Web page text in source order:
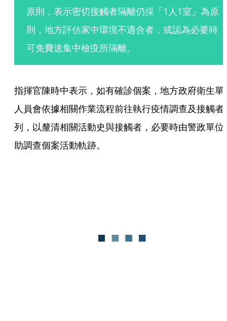
原則，表示密切接觸者隔離仍採「1人1室」為原
則，地方評估家中環境不適合者，或認為必要時
可免費送集中檢疫所隔離。
指揮官陳時中表示，如有確診個案，地方政府衛生單
人員會依據相關作業流程前往執行疫情調查及接觸者
列，以釐清相關活動史與接觸者，必要時由警政單位
助調查個案活動軌跡。